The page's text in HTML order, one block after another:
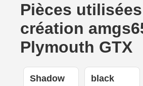
Pièces
création
Plymouth GTX
Shadow black